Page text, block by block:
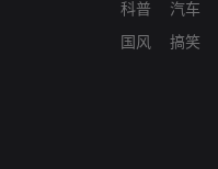
科普
国风
汽车
搞笑